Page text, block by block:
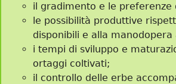
il gradimento e le preferenze
le possibilità produttive
disponibili e alla manodopera
i tempi di sviluppo e
ortaggi coltivati;
il controllo delle erbe